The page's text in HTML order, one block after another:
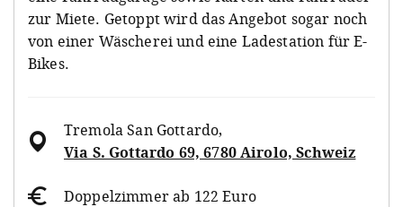
zur Miete. Getoppt wird das Angebot sogar noch
von einer Wäscherei und eine Ladestation für E-
Bikes.
Tremola San Gottardo,
Via S. Gottardo 69, 6780 Airolo, Schweiz
Doppelzimmer ab 122 Euro